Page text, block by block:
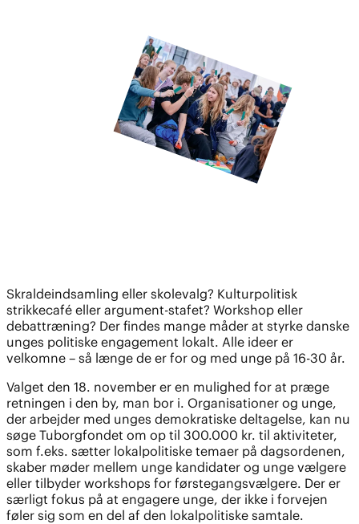
Skraldeindsamling eller skolevalg? Kulturpolitisk
strikkecafé eller argument-stafet? Workshop eller
debattræning? Der findes mange måder at styrke danske
unges politiske engagement lokalt. Alle ideer er
velkomne – så længe de er for og med unge på 16-30 år.
Valget den 18. november er en mulighed for at præge
retningen i den by, man bor i. Organisationer og unge,
der arbejder med unges demokratiske deltagelse, kan nu
søge Tuborgfondet om op til 300.000 kr. til aktiviteter,
som f.eks. sætter lokalpolitiske temaer på dagsordenen,
skaber møder mellem unge kandidater og unge vælgere
eller tilbyder workshops for førstegangsvælgere. Der er
særligt fokus på at engagere unge, der ikke i forvejen
føler sig som en del af den lokalpolitiske samtale.